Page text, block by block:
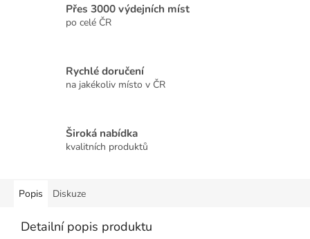
Přes 3000 výdejních míst
po celé ČR
Rychlé doručení
na jakékoliv místo v ČR
Široká nabídka
kvalitních produktů
Popis Diskuze
Detailní popis produktu